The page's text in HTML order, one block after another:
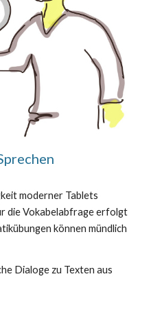
moderner Tablets
die Vokabelabfrage erfolgt
können mündlich
Dialoge zu Texten aus